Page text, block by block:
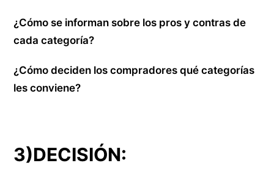
¿Cómo se informan sobre los pros y contras de
cada categoría?
¿Cómo deciden los compradores qué categorías
les conviene?
3)DECISIÓN: